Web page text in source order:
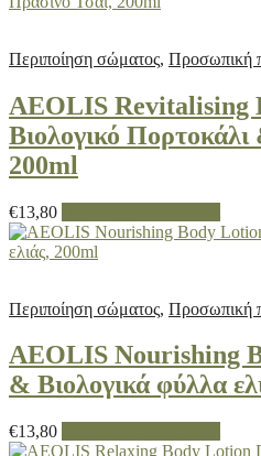
Περιποίηση σώματος, Προσωπική
AEOLIS Revitalising
Βιολογικό
200ml
€13,80
Περιποίηση σώματος, Προσωπική
AEOLIS Nourishing
& Βιολογικά φύλλα
€13,80